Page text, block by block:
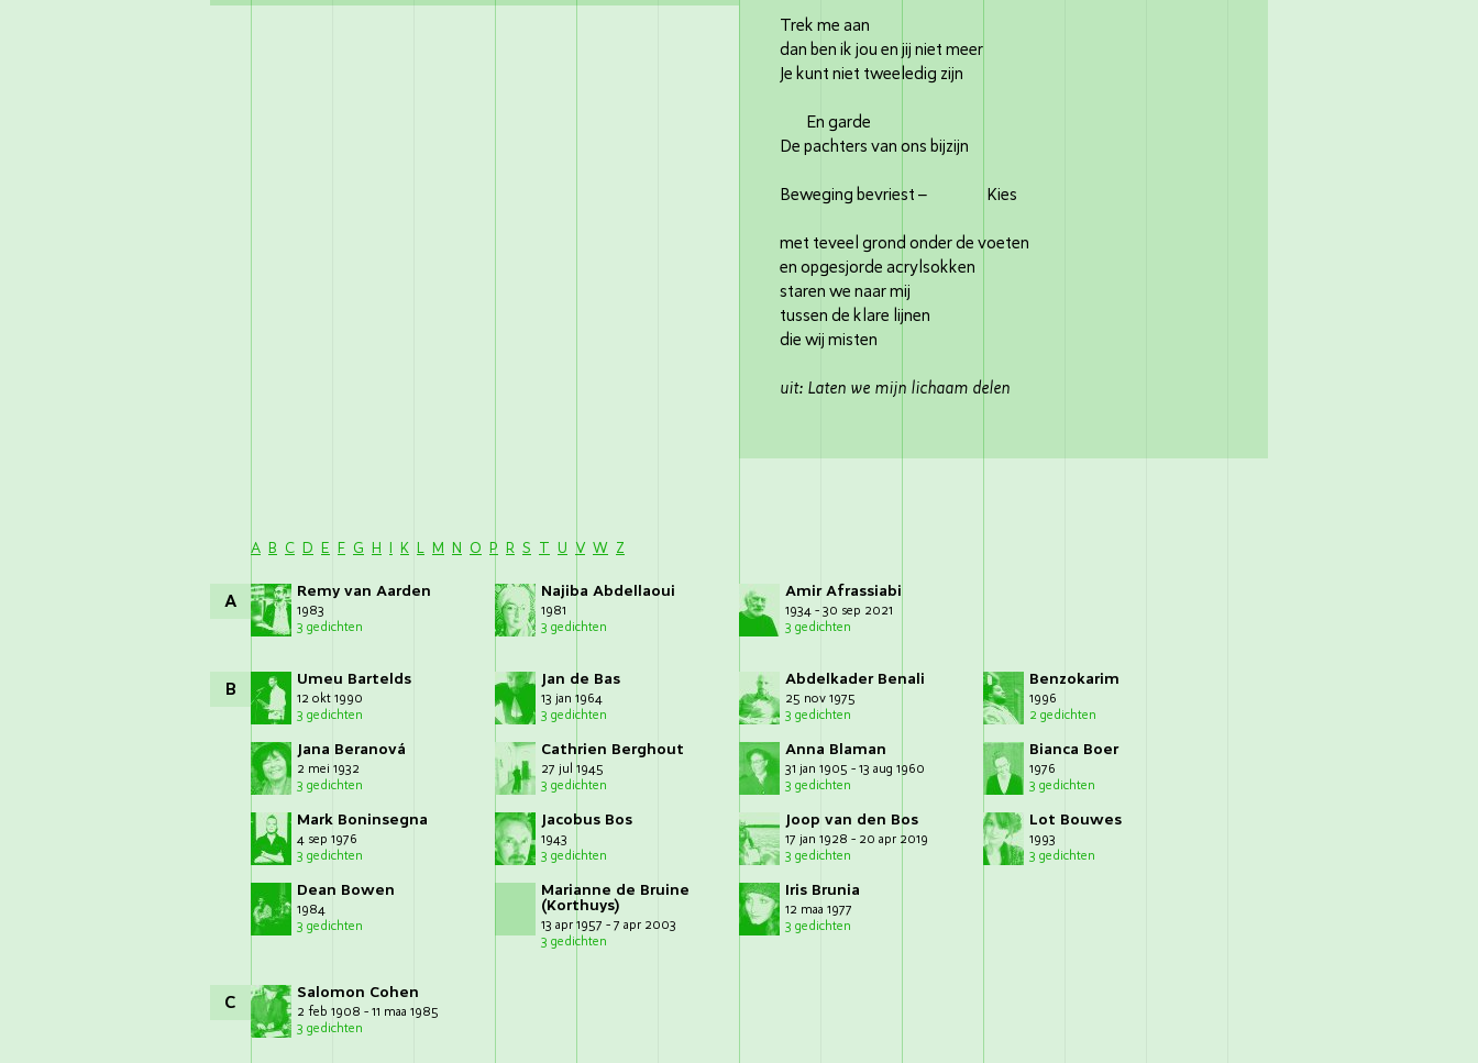
Trek me aan
dan ben ik jou en jij niet meer
Je kunt niet tweeledig zijn
En garde
De pachters van ons bijzijn
Beweging bevriest – Kies
met teveel grond onder de voeten
en opgesjorde acrylsokken
staren we naar mij
tussen de klare lijnen
die wij misten
uit: Laten we mijn lichaam delen
A B C D E F G H I K L M N O P R S T U V W Z
A Remy van Aarden
1983
3 gedichten
Najiba Abdellaoui
1981
3 gedichten
Amir Afrassiabi
1934 - 30 sep 2021
3 gedichten
B Umeu Bartelds
12 okt 1990
3 gedichten
Jan de Bas
13 jan 1964
3 gedichten
Abdelkader Benali
25 nov 1975
3 gedichten
Benzokarim
1996
2 gedichten
Jana Beranová
2 mei 1932
3 gedichten
Cathrien Berghout
27 jul 1945
3 gedichten
Anna Blaman
31 jan 1905 - 13 aug 1960
3 gedichten
Bianca Boer
1976
3 gedichten
Mark Boninsegna
4 sep 1976
3 gedichten
Jacobus Bos
1943
3 gedichten
Joop van den Bos
17 jan 1928 - 20 apr 2019
3 gedichten
Lot Bouwes
1993
3 gedichten
Dean Bowen
1984
3 gedichten
Marianne de Bruine
(Korthuys)
13 apr 1957 - 7 apr 2003
3 gedichten
Iris Brunia
12 maa 1977
3 gedichten
C Salomon Cohen
2 feb 1908 - 11 maa 1985
3 gedichten